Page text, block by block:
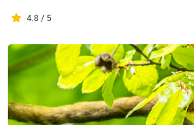
4.8 / 5